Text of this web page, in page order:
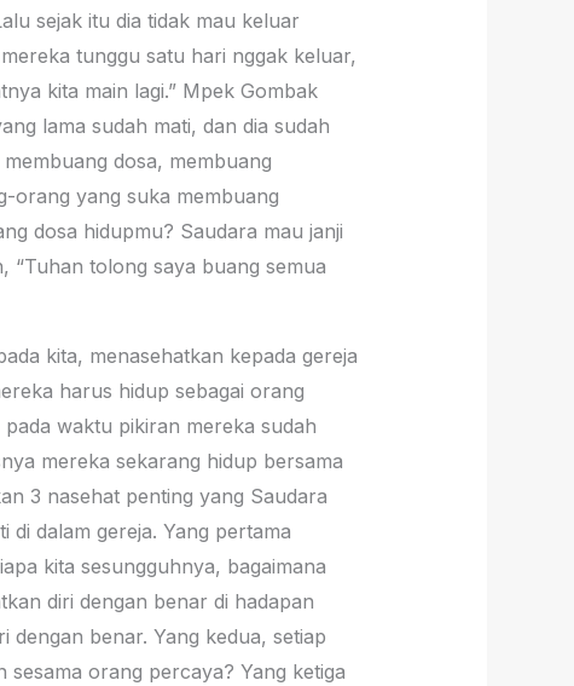
sejak itu dia tidak mau keluar
tunggu satu hari nggak keluar,
kita main lagi.” Mpek Gombak
lama sudah mati, dan dia sudah
dosa, membuang
orang yang suka membuang
dosa hidupmu? Saudara mau janji
“Tuhan tolong saya buang semua
kita, menasehatkan kepada gereja
harus hidup sebagai orang
waktu pikiran mereka sudah
mereka sekarang hidup bersama
3 nasehat penting yang Saudara
dalam gereja. Yang pertama
kita sesungguhnya, bagaimana
diri dengan benar di hadapan
benar. Yang kedua, setiap
orang percaya? Yang ketiga